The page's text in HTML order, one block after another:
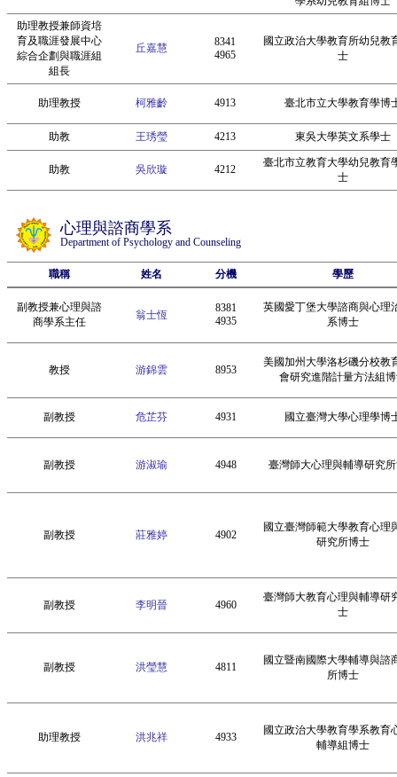
助理教授兼師資培
育及職涯發展中心
綜合企劃與職涯組
組長
丘嘉慧
8341
4965
國立政治大學教育所幼兒教
士
助理教授 柯雅齡 4913 臺北市立大學教育學博
助教 王琇瑩 4213 東吳大學英文系學士
助教 吳欣璇 4212
臺北市立教育大學幼兒教育
士
心理與諮商學系
Department of Psychology and Counseling
職稱 姓名 分機 學歷
副教授兼心理與諮
商學系主任
翁士恆
8381
4935
英國愛丁堡大學諮商與心理
系博士
教授 游錦雲 8953
美國加州大學洛杉磯分校教
會研究進階計量方法組
副教授 危芷芬 4931 國立臺灣大學心理學博
副教授 游淑瑜 4948 臺灣師大心理與輔導研究
副教授 莊雅婷 4902
國立臺灣師範大學教育心理
研究所博士
副教授 李明晉 4960
臺灣師大教育心理與輔導研
士
副教授 洪瑩慧 4811
國立暨南國際大學輔導與諮
所博士
助理教授 洪兆祥 4933
國立政治大學教育學系教育
輔導組博士